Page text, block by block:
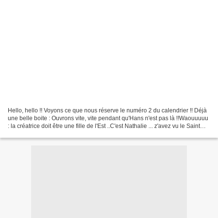
Hello, hello !! Voyons ce que nous réserve le numéro 2 du calendrier !! Déjà
une belle boite : Ouvrons vite, vite pendant qu'Hans n'est pas là !!Waouuuuu
: la créatrice doit être une fille de l'Est ..C'est Nathalie ... z'avez vu le Saint